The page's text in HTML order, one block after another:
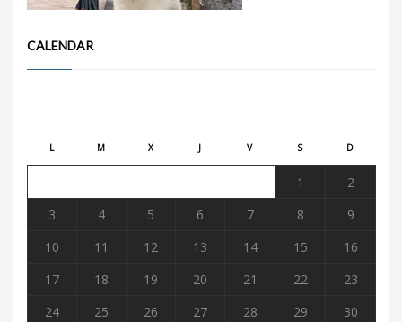
CALENDAR
L M X J V S D
1
2
3
4 5 6 7 8
9
10
11 12 13 14 15
16
17
18 19 20 21 22
23
24
25 26 27 28 29
30